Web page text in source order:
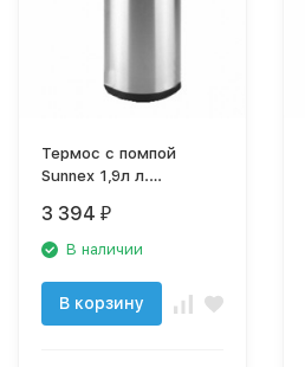
Термос с помпой
Sunnex 1,9л л.
3 394 ₽
В наличии
В корзину